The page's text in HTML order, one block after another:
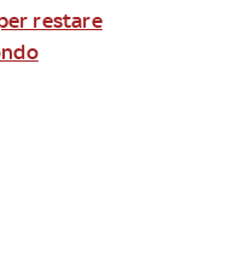
restare